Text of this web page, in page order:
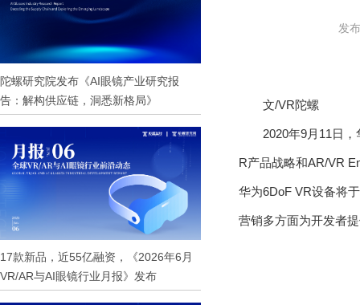
陀螺研究院发布《AI眼镜产业研究报
告：解构供应链，洞悉新格局》
17款新品，近55亿融资，《2026年6月
VR/AR与AI眼镜行业月报》发布
发
文/VR陀螺
2020年9月 11日，
R产品战略和AR/VR
华为6DoF VR设备将于
营销多方面为开发者提